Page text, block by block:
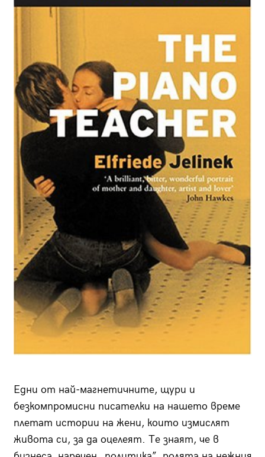
Едни от най-магнетичните, щури и
безкомпромисни писателки на нашето време
плетат истории на жени, които измислят
живота си, за да оцелеят. Те знаят, че в